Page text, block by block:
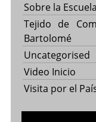
Sobre la
Tejido de
Bartolomé
Uncategorised
Video Inicio
Visita por el